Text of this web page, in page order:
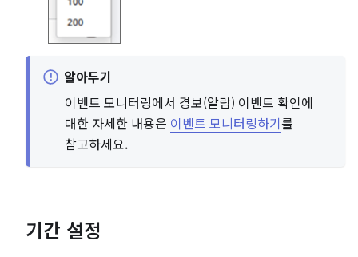
알아두기
이벤트 모니터링에서 경보(알람) 이벤트 확인에
대한 자세한 내용은 이벤트 모니터링하기를
참고하세요.
기간 설정